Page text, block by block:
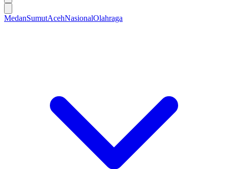
MedanSumutAcehNasionalOlahraga